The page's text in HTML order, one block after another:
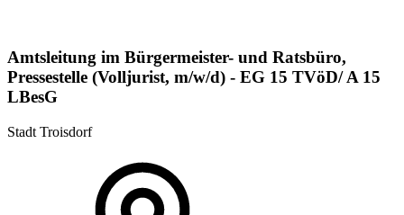
Amtsleitung im Bürgermeister- und Ratsbüro,
Pressestelle (Volljurist, m/w/d) - EG 15 TVöD/ A 15
LBesG
Stadt Troisdorf